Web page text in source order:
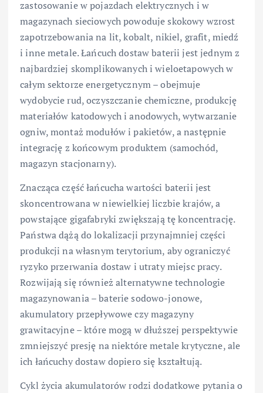
zastosowanie w pojazdach elektrycznych i w
magazynach sieciowych powoduje skokowy wzrost
zapotrzebowania na lit, kobalt, nikiel, grafit, miedź
i inne metale. Łańcuch dostaw baterii jest jednym z
najbardziej skomplikowanych i wieloetapowych w
całym sektorze energetycznym – obejmuje
wydobycie rud, oczyszczanie chemiczne, produkcję
materiałów katodowych i anodowych, wytwarzanie
ogniw, montaż modułów i pakietów, a następnie
integrację z końcowym produktem (samochód,
magazyn stacjonarny).
Znacząca część łańcucha wartości baterii jest
skoncentrowana w niewielkiej liczbie krajów, a
powstające gigafabryki zwiększają tę koncentrację.
Państwa dążą do lokalizacji przynajmniej części
produkcji na własnym terytorium, aby ograniczyć
ryzyko przerwania dostaw i utraty miejsc pracy.
Rozwijają się również alternatywne technologie
magazynowania – baterie sodowo-jonowe,
akumulatory przepływowe czy magazyny
grawitacyjne – które mogą w dłuższej perspektywie
zmniejszyć presję na niektóre metale krytyczne, ale
ich łańcuchy dostaw dopiero się kształtują.
Cykl życia akumulatorów rodzi dodatkowe pytania o